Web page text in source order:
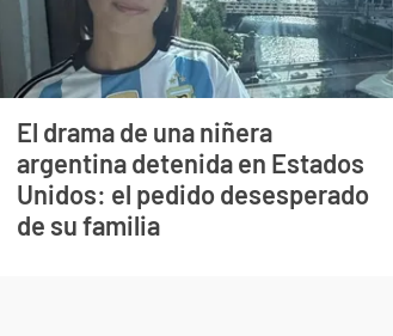
El drama de una niñera
argentina detenida en Estados
Unidos: el pedido desesperado
de su familia